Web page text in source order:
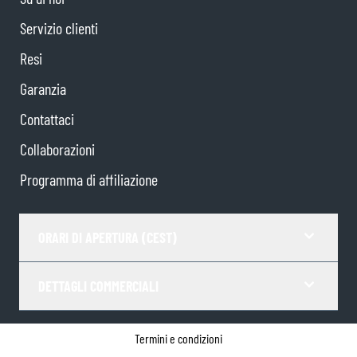
Servizio clienti
Resi
Garanzia
Contattaci
Collaborazioni
Programma di affiliazione
Termini e condizioni